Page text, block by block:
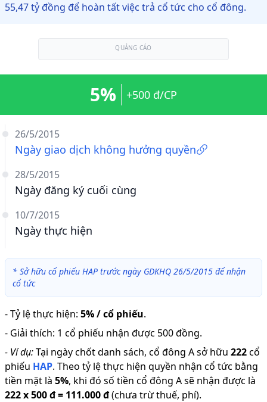
55,47 tỷ đồng để hoàn tất việc trả cổ tức cho cổ đông.
QUẢNG CÁO
26/5/2015
Ngày giao dịch không hưởng quyền
28/5/2015
Ngày đăng ký cuối cùng
10/7/2015
Ngày thực hiện
5% +500 đ/CP
* Sở hữu cổ phiếu HAP trước ngày GDKHQ 26/5/2015 để nhận
cổ tức
-Tỷ lệ thực hiện: 5% / cổ phiếu.
- Giải thích: 1 cổ phiếu nhận được 500 đồng.
- Ví dụ:Tại ngày chốt danh sách, cổ đông A sở hữu 222cổ
phiếu HAP. Theo tỷ lệ thực hiện quyền nhận cổ tức bằng
tiền mặt là 5%, khi đó số tiền cổ đông A sẽ nhận được là
222x500 đ= 111.000 đ(chưa trừ thuế, phí).